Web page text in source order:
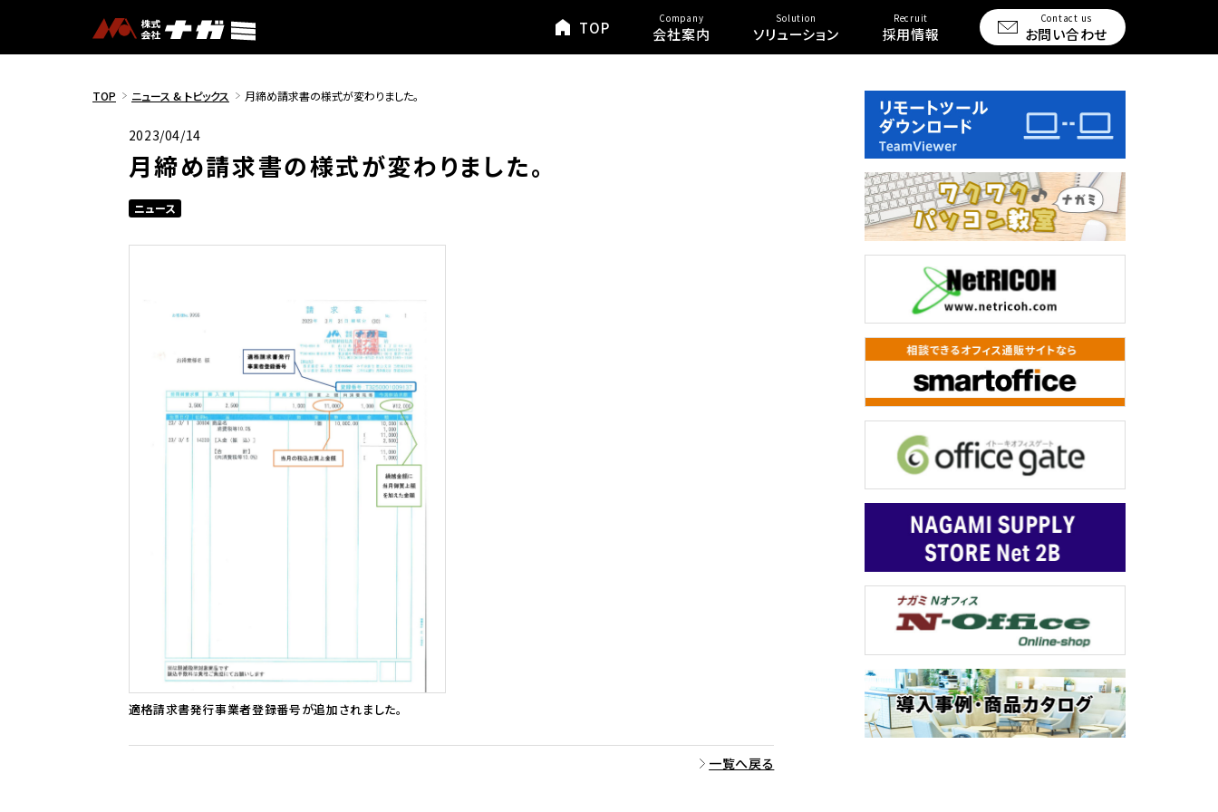
TOP Company
会社案内
Solution
ソリューション
Recruit
採用情報
Contact us
お問い合わせ
TOP ニュース & トピックス 月締め請求書の様式が変わりました。
2023/04/14
月締め請求書の様式が変わりました。
ニュース
適格請求書発行事業者登録番号が追加されました。
一覧へ戻る